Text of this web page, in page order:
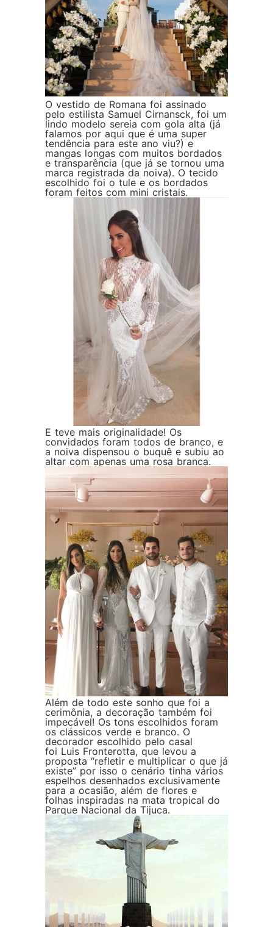
O vestido de Romana foi assinado
pelo estilista Samuel Cirnansck, foi um
lindo modelo sereia com gola alta (já
falamos por aqui que é uma super
tendência para este ano viu?) e
mangas longas com muitos bordados
e transparência (que já se tornou uma
marca registrada da noiva). O tecido
escolhido foi o tule e os bordados
foram feitos com mini cristais.
E teve mais originalidade! Os
convidados foram todos de branco, e
a noiva dispensou o buquê e subiu ao
altar com apenas uma rosa branca.
Além de todo este sonho que foi a
cerimônia, a decoração também foi
impecável! Os tons escolhidos foram
os clássicos verde e branco. O
decorador escolhido pelo casal
foi Luis Fronterotta, que levou a
proposta “refletir e multiplicar o que já
existe” por isso o cenário tinha vários
espelhos desenhados exclusivamente
para a ocasião, além de flores e
folhas inspiradas na mata tropical do
Parque Nacional da Tijuca.